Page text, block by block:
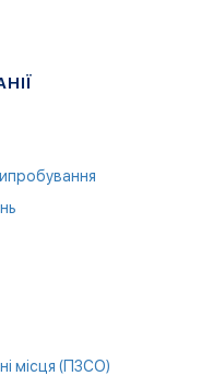
місця (ПЗСО)